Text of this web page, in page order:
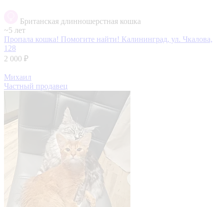
Британская длинношерстная кошка
~5 лет
Пропала кошка! Помогите найти! Калининград, ул. Чкалова,
128
2 000 ₽
Михаил
Частный продавец